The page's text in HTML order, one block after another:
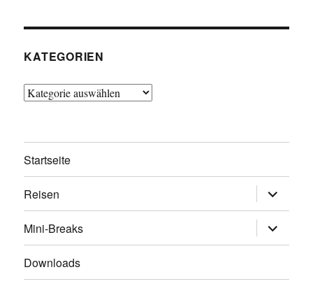
KATEGORIEN
Kategorien
Startseite
Reisen
öffnen
Mini-Breaks
öffnen
Downloads